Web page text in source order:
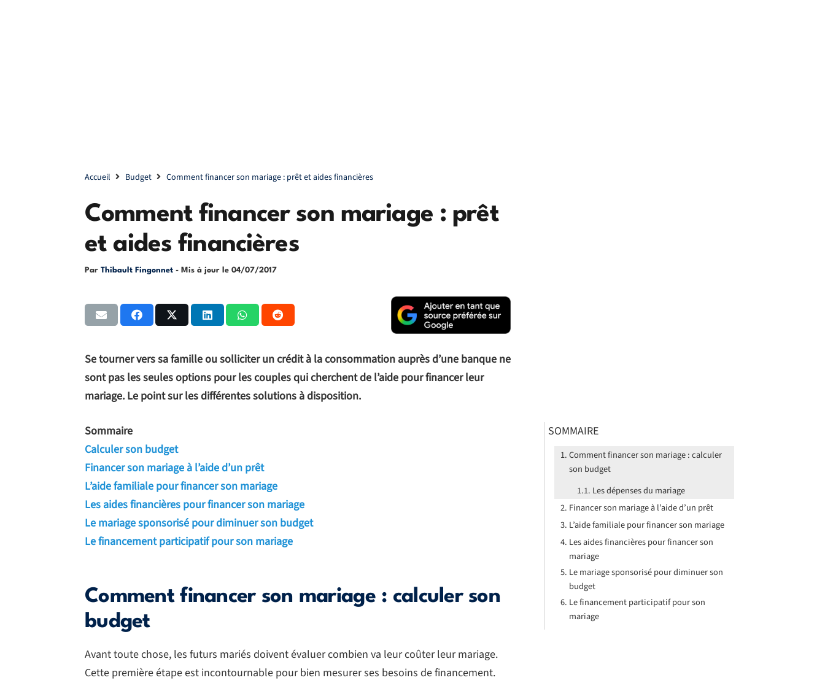
Accueil Budget Comment financer son mariage : prêt et aides financières
Comment financer son mariage : prêt
et aides financières
Par Thibault Fingonnet - Mis à jour le 04/07/2017
Se tourner vers sa famille ou solliciter un crédit à la consommation auprès d’une banque ne
sont pas les seules options pour les couples qui cherchent de l’aide pour financer leur
mariage. Le point sur les différentes solutions à disposition.
Sommaire
Calculer son budget
Financer son mariage à l’aide d’un prêt
L’aide familiale pour financer son mariage
Les aides financières pour financer son mariage
Le mariage sponsorisé pour diminuer son budget
Le financement participatif pour son mariage
Comment financer son mariage : calculer son
budget
Avant toute chose, les futurs mariés doivent évaluer combien va leur coûter leur mariage.
Cette première étape est incontournable pour bien mesurer ses besoins de financement.
SOMMAIRE
Comment financer son mariage : calculer
son budget
Les dépenses du mariage
Financer son mariage à l’aide d’un prêt
L’aide familiale pour financer son mariage
Les aides financières pour financer son
mariage
Le mariage sponsorisé pour diminuer son
budget
Le financement participatif pour son
mariage